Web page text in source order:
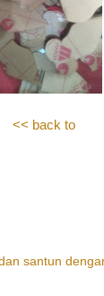
<< back to
santun